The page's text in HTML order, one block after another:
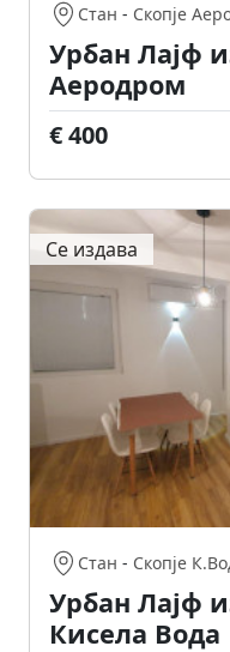
Стан - Скопје
Урбан Лајф
Аеродром
€ 400
Се издава
Стан - Скопје
Урбан Лајф
Кисела Вода